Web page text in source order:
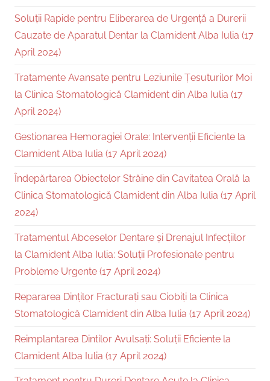
Soluții Rapide pentru Eliberarea de Urgență a Durerii
Cauzate de Aparatul Dentar la Clamident Alba Iulia (17
April 2024)
Tratamente Avansate pentru Leziunile Țesuturilor Moi
la Clinica Stomatologică Clamident din Alba Iulia (17
April 2024)
Gestionarea Hemoragiei Orale: Intervenții Eficiente la
Clamident Alba Iulia (17 April 2024)
Îndepărtarea Obiectelor Străine din Cavitatea Orală la
Clinica Stomatologică Clamident din Alba Iulia (17 April
2024)
Tratamentul Abceselor Dentare și Drenajul Infecțiilor
la Clamident Alba Iulia: Soluții Profesionale pentru
Probleme Urgente (17 April 2024)
Repararea Dinților Fracturați sau Ciobiți la Clinica
Stomatologică Clamident din Alba Iulia (17 April 2024)
Reimplantarea Dintilor Avulsați: Soluții Eficiente la
Clamident Alba Iulia (17 April 2024)